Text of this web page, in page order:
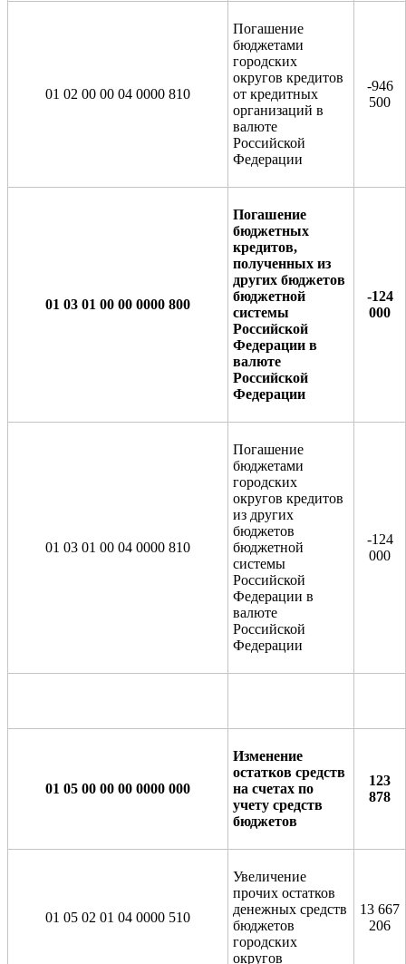
01 02 00 00 04 0000 810
Погашение
бюджетами
городских
округов кредитов
от кредитных
организаций в
валюте
Российской
Федерации
-946
500
01 03 01 00 00 0000 800
Погашение
бюджетных
кредитов,
полученных из
других бюджетов
бюджетной
системы
Российской
Федерации в
валюте
Российской
Федерации
-124
000
01 03 01 00 04 0000 810
Погашение
бюджетами
городских
округов кредитов
из других
бюджетов
бюджетной
системы
Российской
Федерации в
валюте
Российской
Федерации
-124
000
01 05 00 00 00 0000 000
Изменение
остатков средств
на счетах по
учету средств
бюджетов
123
878
01 05 02 01 04 0000 510
Увеличение
прочих остатков
денежных средств
бюджетов
городских
округов
13 667
206